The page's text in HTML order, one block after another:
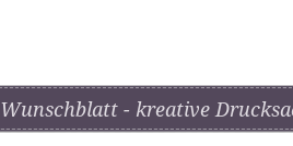
Wunschblatt - kreative